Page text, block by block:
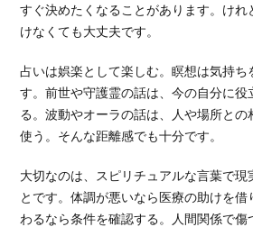
すぐ決めたくなることがあります。けれ
けなくても大丈夫です。
占いは娯楽として楽しむ。瞑想は気持ち
す。前世や守護霊の話は、今の自分に役
る。波動やオーラの話は、人や場所との
使う。そんな距離感でも十分です。
大切なのは、スピリチュアルな言葉で現
とです。体調が悪いなら医療の助けを借
わるなら条件を確認する。人間関係で